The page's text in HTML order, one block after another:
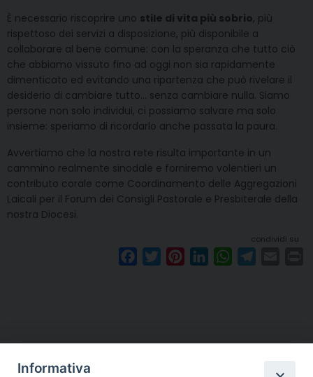
È necessario riscoprire uno stile di vita più sobrio, più
rispettoso dei servizi a disposizione, più disponibile a
collaborare al bene comune: con la speranza che tutto ciò
che abbiamo vissuto fino ad oggi non sia rapidamente
dimenticato ed evitando una ripartenza che può rivelare il
desiderio di cambiare tutto… senza cambiare nulla. Siamo
persone non solo individui, ci possiamo salvare ma solo
insieme: speriamo di ricordarlo anche passata la paura.
Avvertiamo che la nostra rete risulta importante in un
cammino realmente sinodale e forniremo volentieri un
contributo corale come Coordinamento delle Aggregazioni
Laicali per il Forum dei Consigli Pastorale e Presbiterale della
nostra Diocesi.
condividi su
o
e
r
d
W
A
r
Informativa